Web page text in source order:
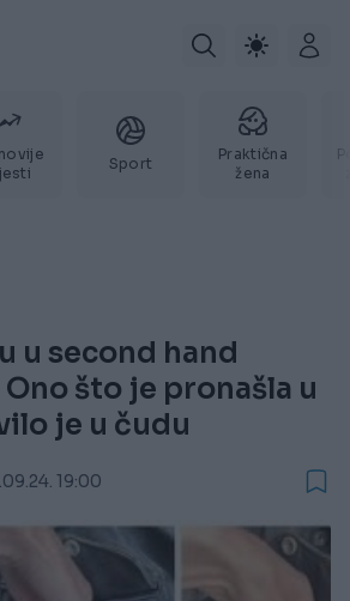
Sport
Praktična
žena
u second hand
što je pronašla u
je u čudu
19:00